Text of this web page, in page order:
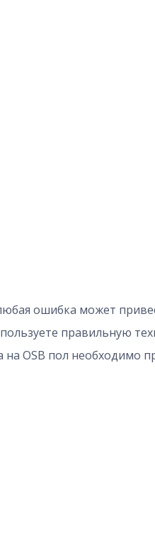
ошибка может
правильную
OSB пол необходимо